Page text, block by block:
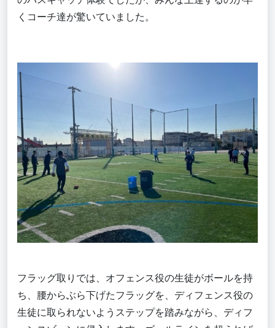
くコーチ達が驚いていました。
フラッグ取りでは、オフェンス役の生徒がボールを持
ち、腰からぶら下げたフラッグを、ディフェンス役の
生徒に取られないようステップを踏みながら、ディフ